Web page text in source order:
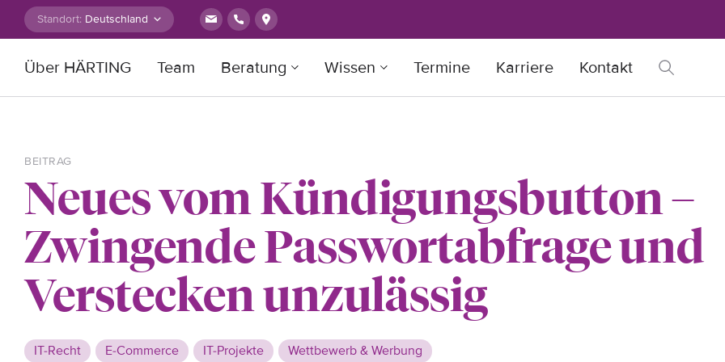
Zum Inhalt springen
Standort:
Über HÄRTING Team Beratung Wissen Termine Karriere Kontakt
BEITRAG
Neues vom Kündigungsbutton –
Zwingende Passwortabfrage und
Verstecken unzulässig
IT-Recht E-Commerce IT-Projekte Wettbewerb & Werbung